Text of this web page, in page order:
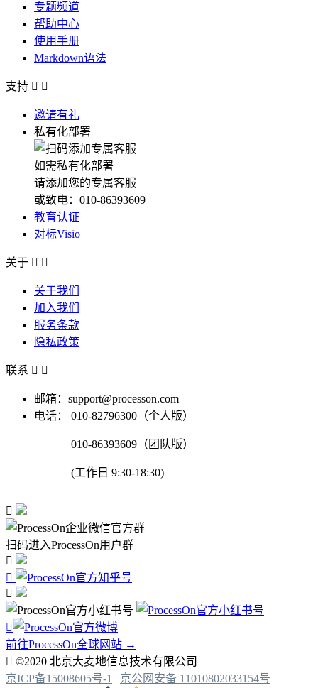
专题频道
帮助中心
使用手册
Markdown语法
支持  
邀请有礼
私有化部署
如需私有化部署
请添加您的专属客服
或致电：010-86393609
教育认证
对标Visio
关于  
关于我们
加入我们
服务条款
隐私政策
联系  
邮箱：support@processon.com
电话：
010-82796300（个人版）
010-86393609（团队版）
(工作日 9:30-18:30)

扫码进入ProcessOn用户群




前往ProcessOn全球网站 →
 ©2020 北京大麦地信息技术有限公司
京ICP备15008605号-1 | 京公网安备 11010802033154号